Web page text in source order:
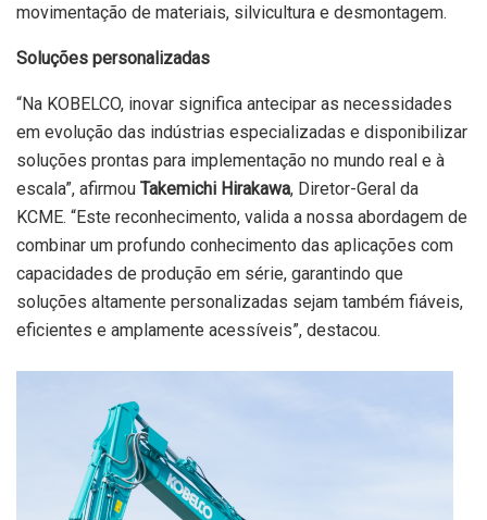
movimentação de materiais, silvicultura e desmontagem.
Soluções personalizadas
“Na KOBELCO, inovar significa antecipar as necessidades
em evolução das indústrias especializadas e disponibilizar
soluções prontas para implementação no mundo real e à
escala”, afirmou Takemichi Hirakawa, Diretor-Geral da
KCME. “Este reconhecimento, valida a nossa abordagem de
combinar um profundo conhecimento das aplicações com
capacidades de produção em série, garantindo que
soluções altamente personalizadas sejam também fiáveis,
eficientes e amplamente acessíveis”, destacou.